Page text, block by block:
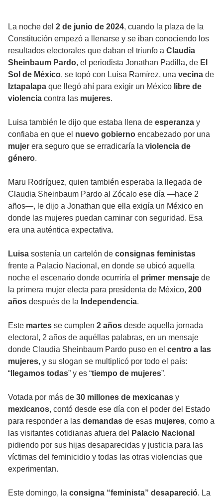
La noche del 2 de junio de 2024, cuando la plaza de la
Constitución empezó a llenarse y se iban conociendo los
resultados electorales que daban el triunfo a Claudia
Sheinbaum Pardo, el periodista Jonathan Padilla, de El
Sol de México, se topó con Luisa Ramírez, una vecina de
Iztapalapa que llegó ahí para exigir un México libre de
violencia contra las mujeres.
Luisa también le dijo que estaba llena de esperanza y
confiaba en que el nuevo gobierno encabezado por una
mujer era seguro que se erradicaría la violencia de
género.
Maru Rodríguez, quien también esperaba la llegada de
Claudia Sheinbaum Pardo al Zócalo ese día —hace 2
años—, le dijo a Jonathan que ella exigía un México en
donde las mujeres puedan caminar con seguridad. Esa
era una auténtica expectativa.
Luisa sostenía un cartelón de consignas feministas
frente a Palacio Nacional, en donde se ubicó aquella
noche el escenario donde ocurriría el primer mensaje de
la primera mujer electa para presidenta de México, 200
años después de la Independencia.
Este martes se cumplen 2 años desde aquella jornada
electoral, 2 años de aquéllas palabras, en un mensaje
donde Claudia Sheinbaum Pardo puso en el centro a las
mujeres, y su slogan se multiplicó por todo el país:
“ llegamos todas” y es “tiempo de mujeres”.
Votada por más de 30 millones de mexicanas y
mexicanos, contó desde ese día con el poder del Estado
para responder a las demandas de esas mujeres, como a
las visitantes cotidianas afuera del
Palacio Nacional
pidiendo por sus hijas desaparecidas y justicia para las
víctimas del feminicidio y todas las otras violencias que
experimentan.
Este domingo, la consigna “feminista” desapareció. La